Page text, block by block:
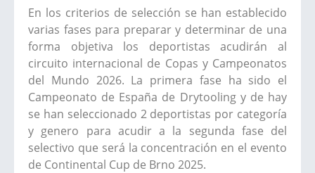
En los criterios de selección se han establecido
varias fases para preparar y determinar de una
forma objetiva los deportistas acudirán al
circuito internacional de Copas y Campeonatos
del Mundo 2026. La primera fase ha sido el
Campeonato de España de Drytooling y de hay
se han seleccionado 2 deportistas por categoría
y genero para acudir a la segunda fase del
selectivo que será la concentración en el evento
de Continental Cup de Brno 2025.